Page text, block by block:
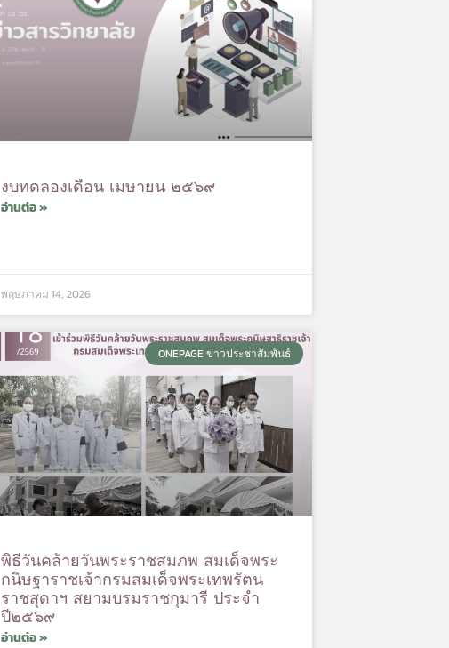
งบทดลองเดือน เมษายน ๒๕๖๙
อ่านต่อ »
พฤษภาคม 14, 2026
ONEPAGE ข่าวประชาสัมพันธ์
พิธีวันคล้ายวันพระราชสมภพ สมเด็จพระ
กนิษฐาราชเจ้ากรมสมเด็จพระเทพรัตน
ราชสุดาฯ สยามบรมราชกุมารี ประจำ
ปี๒๕๖๙
อ่านต่อ »